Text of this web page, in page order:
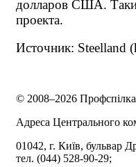
долларов США.
проекта.
Источник: Steelland
© 2008–2026 Профспілка
Адреса Центрального
01042, г. Київ, бульвар
тел. (044) 528-90-29;